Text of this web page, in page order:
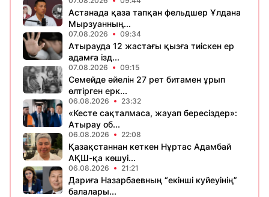
Астанада қаза тапқан фельдшер Ұлдана
Мырзуанның...
07.08.2026 09:34
Атырауда 12 жастағы қызға тиіскен ер
адамға ізд...
07.08.2026 09:15
Семейде әйелін 27 рет битамен ұрып
өлтірген ерк...
06.08.2026 23:32
«Кесте сақталмаса, жауап бересіздер»:
Атырау об...
06.08.2026 22:08
Қазақстаннан кеткен Нұртас Адамбай
АҚШ-қа көшуі...
06.08.2026 21:21
Дариға Назарбаевның “екінші куйеуінің”
балалары...